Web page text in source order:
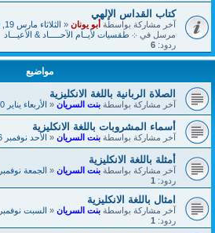
كتاب القداس الإلهي
آخر مشاركة بواسطةأبو يونان«الثلاثاء مارس 19, 2019 12:31 am
مرسل في܀ طقسيات لأيــام الآحـــــاد & الأعيـــاد
ردود: 6
مواضيع
الصلاة الربانية باللغة الانكليزية
آخر مشاركة بواسطةبنت السريان«الأربعاء يناير 10, 2024 7:52 pm
أسماء المشروبات باللغة الانكليزية
آخر مشاركة بواسطةبنت السريان«الأحد نوفمبر 26, 2023 7:42 pm
أمثلة باللغة الانكليزية
آخر مشاركة بواسطةبنت السريان«الجمعة نوفمبر 24, 2023 3:58 pm
ردود: 1
امثال باللغة الانكليزية
آخر مشاركة بواسطةبنت السريان«السبت نوفمبر 11, 2023 11:24 am
ردود: 1